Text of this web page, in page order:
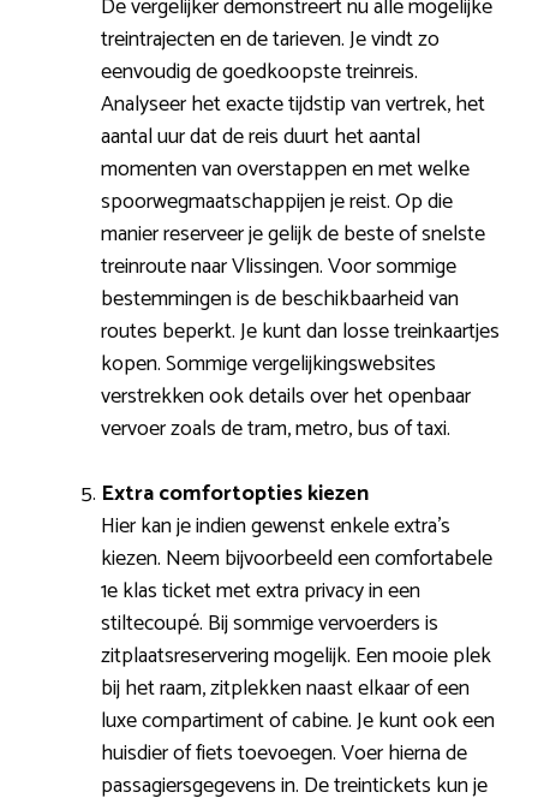
treintrajecten en de tarieven. Je vindt zo
eenvoudig de goedkoopste treinreis.
Analyseer het exacte tijdstip van vertrek, het
aantal uur dat de reis duurt het aantal
momenten van overstappen en met welke
spoorwegmaatschappijen je reist. Op die
manier reserveer je gelijk de beste of snelste
treinroute naar Vlissingen. Voor sommige
bestemmingen is de beschikbaarheid van
routes beperkt. Je kunt dan losse treinkaartjes
kopen. Sommige vergelijkingswebsites
verstrekken ook details over het openbaar
vervoer zoals de tram, metro, bus of taxi.
Extra comfortopties kiezen
Hier kan je indien gewenst enkele extra’s
kiezen. Neem bijvoorbeeld een comfortabele
1e klas ticket met extra privacy in een
stiltecoupé. Bij sommige vervoerders is
zitplaatsreservering mogelijk. Een mooie plek
bij het raam, zitplekken naast elkaar of een
luxe compartiment of cabine. Je kunt ook een
huisdier of fiets toevoegen. Voer hierna de
passagiersgegevens in. De treintickets kun je